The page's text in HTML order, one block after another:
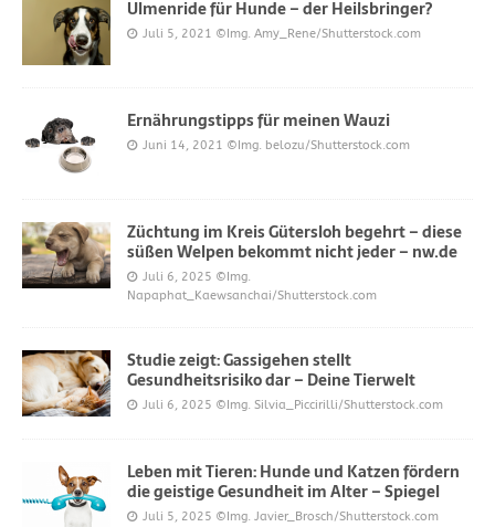
Ulmenride für Hunde – der Heilsbringer?
Juli 5, 2021 ©Img. Amy_Rene/Shutterstock.com
Ernährungstipps für meinen Wauzi
Juni 14, 2021 ©Img. belozu/Shutterstock.com
Züchtung im Kreis Gütersloh begehrt – diese
süßen Welpen bekommt nicht jeder – nw.de
Juli 6, 2025 ©Img.
Napaphat_Kaewsanchai/Shutterstock.com
Studie zeigt: Gassigehen stellt
Gesundheitsrisiko dar – Deine Tierwelt
Juli 6, 2025 ©Img. Silvia_Piccirilli/Shutterstock.com
Leben mit Tieren: Hunde und Katzen fördern
die geistige Gesundheit im Alter – Spiegel
Juli 5, 2025 ©Img. Javier_Brosch/Shutterstock.com